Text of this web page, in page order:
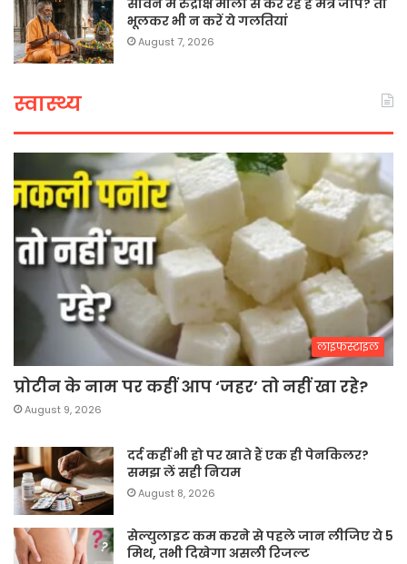
भूलकर भी न करें ये गलतियां
August 7, 2026
स्वास्थ्य
लाइफस्टाइल
प्रोटीन के नाम पर कहीं आप ‘जहर’ तो नहीं खा रहे?
August 9, 2026
दर्द कहीं भी हो पर खाते हैं एक ही पेनकिलर?
समझ लें सही नियम
August 8, 2026
सेल्युलाइट कम करने से पहले जान लीजिए ये 5
मिथ, तभी दिखेगा असली रिजल्ट